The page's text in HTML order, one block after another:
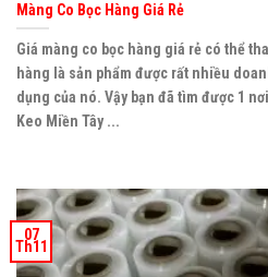
Màng Co Bọc Hàng Giá Rẻ
Giá màng co bọc hàng giá rẻ có thể
hàng là sản phẩm được rất nhiều
dụng của nó. Vậy bạn đã tìm được 1
Keo Miền Tây ...
07
Th11